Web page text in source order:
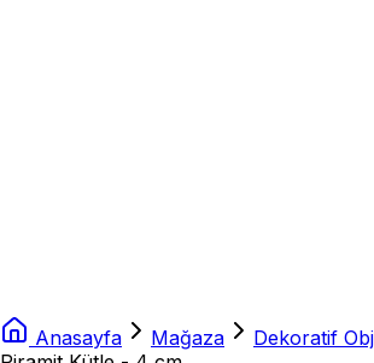
Anasayfa Mağaza Dekoratif